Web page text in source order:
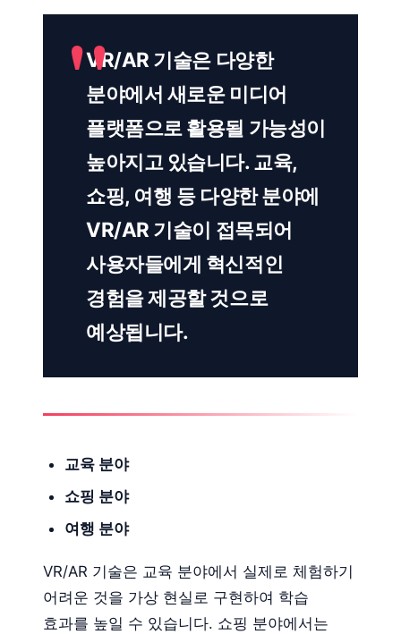
VR/AR 기술은 다양한
분야에서 새로운 미디어
플랫폼으로 활용될 가능성이
높아지고 있습니다. 교육,
쇼핑, 여행 등 다양한 분야에
VR/AR 기술이 접목되어
사용자들에게 혁신적인
경험을 제공할 것으로
예상됩니다.
교육 분야
쇼핑 분야
여행 분야
VR/AR 기술은 교육 분야에서 실제로 체험하기
어려운 것을 가상 현실로 구현하여 학습
효과를 높일 수 있습니다. 쇼핑 분야에서는